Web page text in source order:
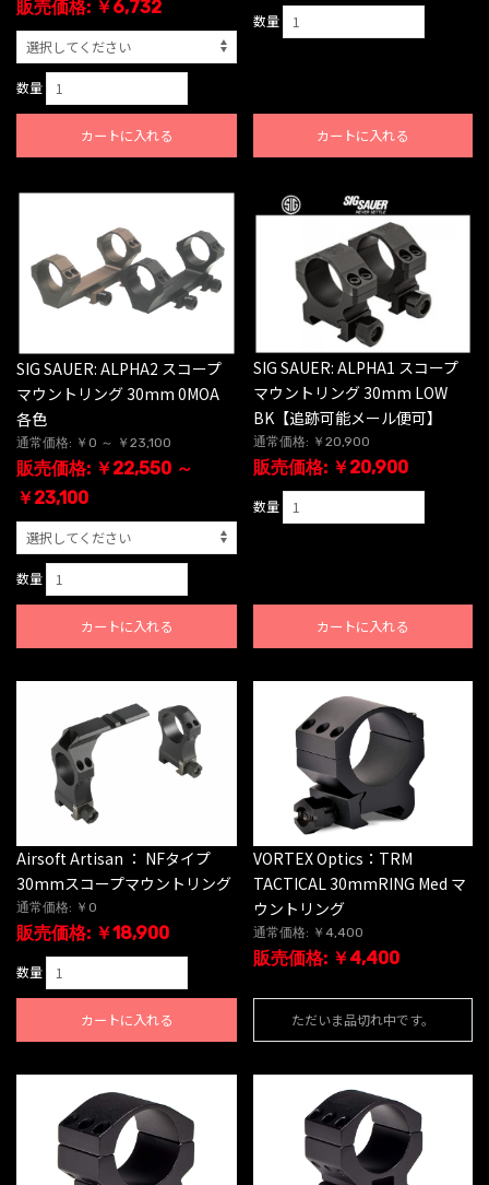
販売価格: ￥6,732
数量
カートに入れる
数量
カートに入れる
SIG SAUER: ALPHA2 スコープ
マウントリング 30mm 0MOA
各色
通常価格: ￥0 ～ ￥23,100
販売価格: ￥22,550 ～
￥23,100
数量
カートに入れる
SIG SAUER: ALPHA1 スコープ
マウントリング 30mm LOW
BK【追跡可能メール便可】
通常価格: ￥20,900
販売価格: ￥20,900
数量
カートに入れる
Airsoft Artisan ： NFタイプ
30mmスコープマウントリング
通常価格: ￥0
販売価格: ￥18,900
数量
カートに入れる
VORTEX Optics：TRM
TACTICAL 30mmRING Med マ
ウントリング
通常価格: ￥4,400
販売価格: ￥4,400
ただいま品切れ中です。